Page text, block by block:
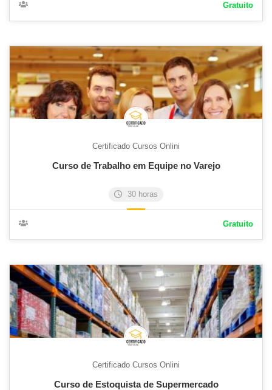
Gratuito
Certificado Cursos Onlini
Curso de Trabalho em Equipe no Varejo
30 horas
Gratuito
Certificado Cursos Onlini
Curso de Estoquista de Supermercado